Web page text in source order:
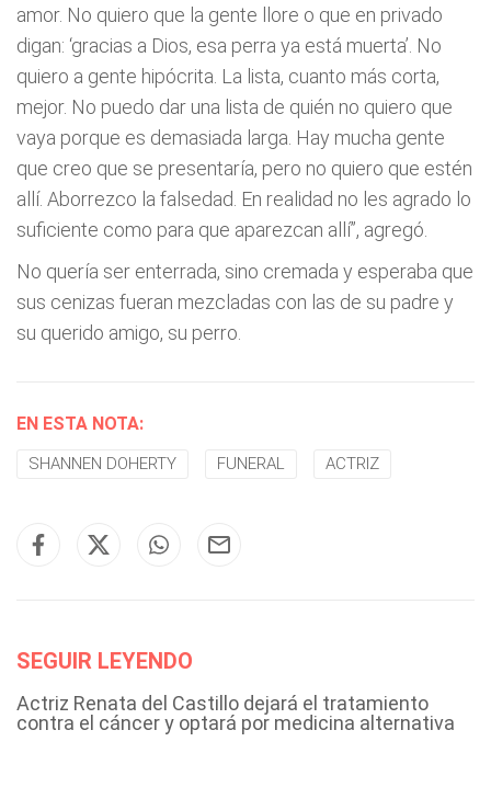
amor. No quiero que la gente llore o que en privado
digan: ‘gracias a Dios, esa perra ya está muerta’. No
quiero a gente hipócrita. La lista, cuanto más corta,
mejor. No puedo dar una lista de quién no quiero que
vaya porque es demasiada larga. Hay mucha gente
que creo que se presentaría, pero no quiero que estén
allí. Aborrezco la falsedad. En realidad no les agrado lo
suficiente como para que aparezcan allí”, agregó.
No quería ser enterrada, sino cremada y esperaba que
sus cenizas fueran mezcladas con las de su padre y
su querido amigo, su perro.
EN ESTA NOTA:
SHANNEN DOHERTY FUNERAL ACTRIZ
SEGUIR LEYENDO
Actriz Renata del Castillo dejará el tratamiento
contra el cáncer y optará por medicina alternativa